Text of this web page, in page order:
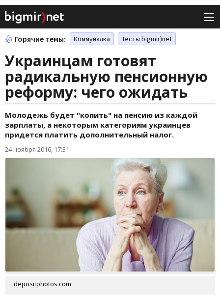
Горячие темы: Коммуналка Тесты bigmir)net
Украинцам готовят
радикальную пенсионную
реформу: чего ожидать
Молодежь будет "копить" на пенсию из каждой
зарплаты, а некоторым категориям украинцев
придется платить дополнительный налог.
24 ноября 2016, 17:31
depositphotos.com